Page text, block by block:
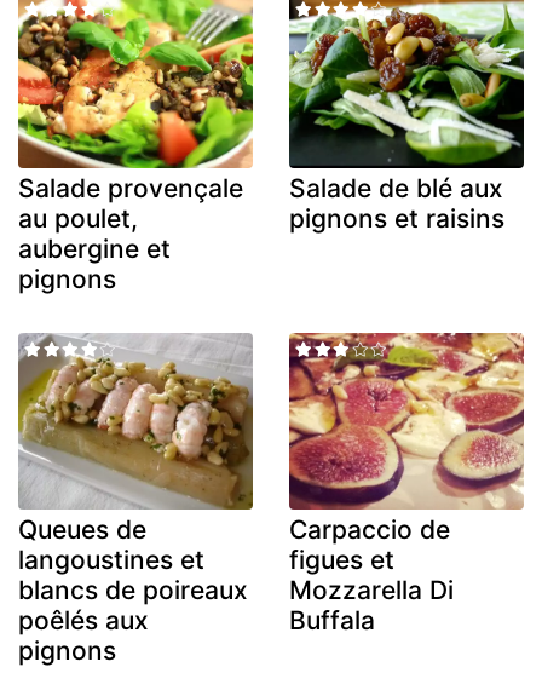
Salade provençale
au poulet,
aubergine et
pignons
Salade de blé aux
pignons et raisins
Queues de
langoustines et
blancs de poireaux
poêlés aux
pignons
Carpaccio de
figues et
Mozzarella Di
Buffala